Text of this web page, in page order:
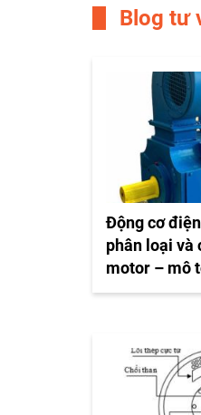
Blog tư
Động cơ
phân loại và
motor – mô